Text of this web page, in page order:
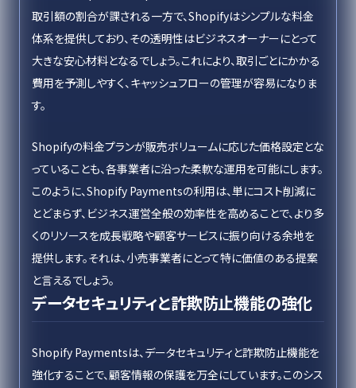
取引額の割合が課される一方で、Shopifyはシンプルな料金
体系を提供しており、その透明性はビジネスオーナーにとって
大きな安心材料となるでしょう。これにより、取引ごとにかかる
費用を予測しやすく、キャッシュフローの管理が容易になりま
す。
Shopifyの料金プランが販売ボリュームに応じた価格設定とな
っていることも、各事業者に沿った柔軟な運用を可能にします。
このように、Shopify Paymentsの利用は、単にコスト削減に
とどまらず、ビジネス運営全般の効率性を高めることで、より多
くのリソースを成長戦略や顧客サービスに振り向ける余地を
提供します。それは、小売事業者にとって特に価値のある提案
と言えるでしょう。
データセキュリティと詐欺防止機能の強化
Shopify Paymentsは、データセキュリティと詐欺防止機能を
強化することで、顧客情報の保護を万全にしています。このシス